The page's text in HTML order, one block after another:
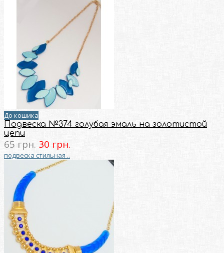
До кошика
Подвеска №374 голубая эмаль на золотистой
цепи
65 грн. 30 грн.
подвеска стильная ..